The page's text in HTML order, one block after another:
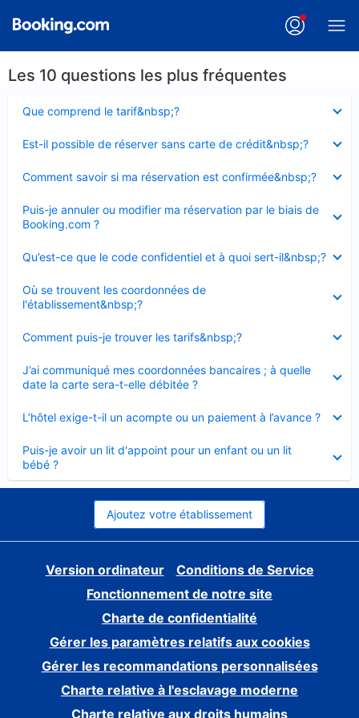
Les 10 questions les plus fréquentes
Que comprend le tarif&nbsp;?
fermé
Est-il possible de réserver sans carte de crédit&nbsp;?
fermé
Comment savoir si ma réservation est confirmée&nbsp;?
fermé
Puis-je annuler ou modifier ma réservation par le biais de
Booking.com ?
fermé
Qu’est-ce que le code confidentiel et à quoi sert-il&nbsp;?
fermé
Où se trouvent les coordonnées de
l'établissement&nbsp;?
fermé
Comment puis-je trouver les tarifs&nbsp;?
fermé
J’ai communiqué mes coordonnées bancaires ; à quelle
date la carte sera-t-elle débitée ?
fermé
L’hôtel exige-t-il un acompte ou un paiement à l’avance ?
fermé
Puis-je avoir un lit d'appoint pour un enfant ou un lit
bébé ?
fermé
Ajoutez votre établissement
Version ordinateur
Conditions de Service
Fonctionnement de notre site
Charte de confidentialité
Gérer les paramètres relatifs aux cookies
Gérer les recommandations personnalisées
Charte relative à l'esclavage moderne
Charte relative aux droits humains